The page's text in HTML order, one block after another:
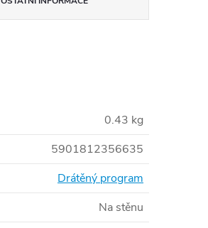
0.43 kg
5901812356635
Drátěný program
Na stěnu